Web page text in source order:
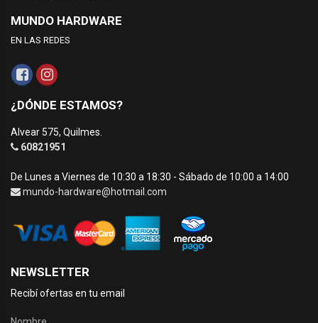
MUNDO HARDWARE
EN LAS REDES
¿DÓNDE ESTAMOS?
Alvear 575, Quilmes.
60821951
De Lunes a Viernes de 10:30 a 18:30 - Sábado de 10:00 a 14:00
mundo-hardware@hotmail.com
NEWSLETTER
Recibí ofertas en tu email